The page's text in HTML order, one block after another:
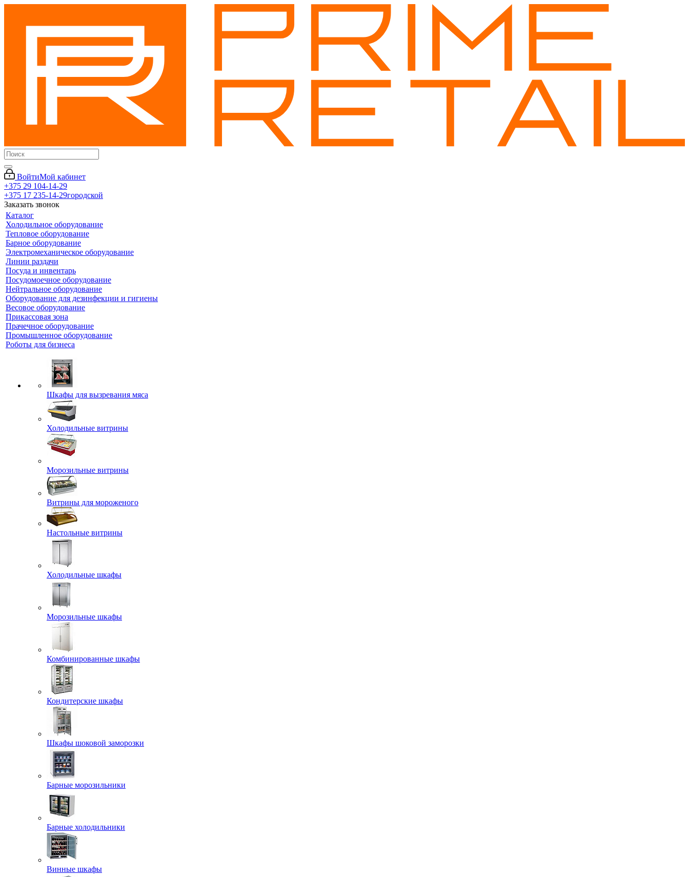
ВойтиМой кабинет
+375 29 104-14-29
+375 17 235-14-29городской
Заказать звонок
Каталог
Холодильное оборудование
Тепловое оборудование
Барное оборудование
Электромеханическое оборудование
Линии раздачи
Посуда и инвентарь
Посудомоечное оборудование
Нейтральное оборудование
Оборудование для дезинфекции и гигиены
Весовое оборудование
Прикассовая зона
Прачечное оборудование
Промышленное оборудование
Роботы для бизнеса
Шкафы для вызревания мяса
Холодильные витрины
Морозильные витрины
Витрины для мороженого
Настольные витрины
Холодильные шкафы
Морозильные шкафы
Комбинированные шкафы
Кондитерские шкафы
Шкафы шоковой заморозки
Барные морозильники
Барные холодильники
Винные шкафы